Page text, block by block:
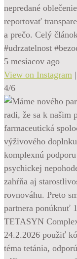
nepredané
reportovať
a prečo. Celý
#udrzatelnost
5 mesiacov ago
View on Instagram |
4/6